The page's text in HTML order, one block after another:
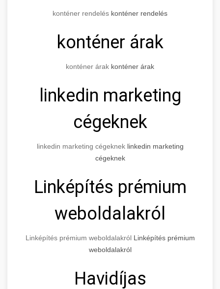
konténer rendelés konténer rendelés
konténer árak
konténer árak konténer árak
linkedin marketing
cégeknek
linkedin marketing cégekneklinkedin marketing
cégeknek
Linképítés prémium
weboldalakról
Linképítés prémium weboldalakrólLinképítés prémium
weboldalakról
Havidíjas